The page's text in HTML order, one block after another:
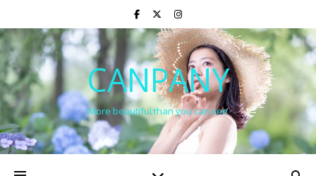
CANPANY
More beautiful than you can see